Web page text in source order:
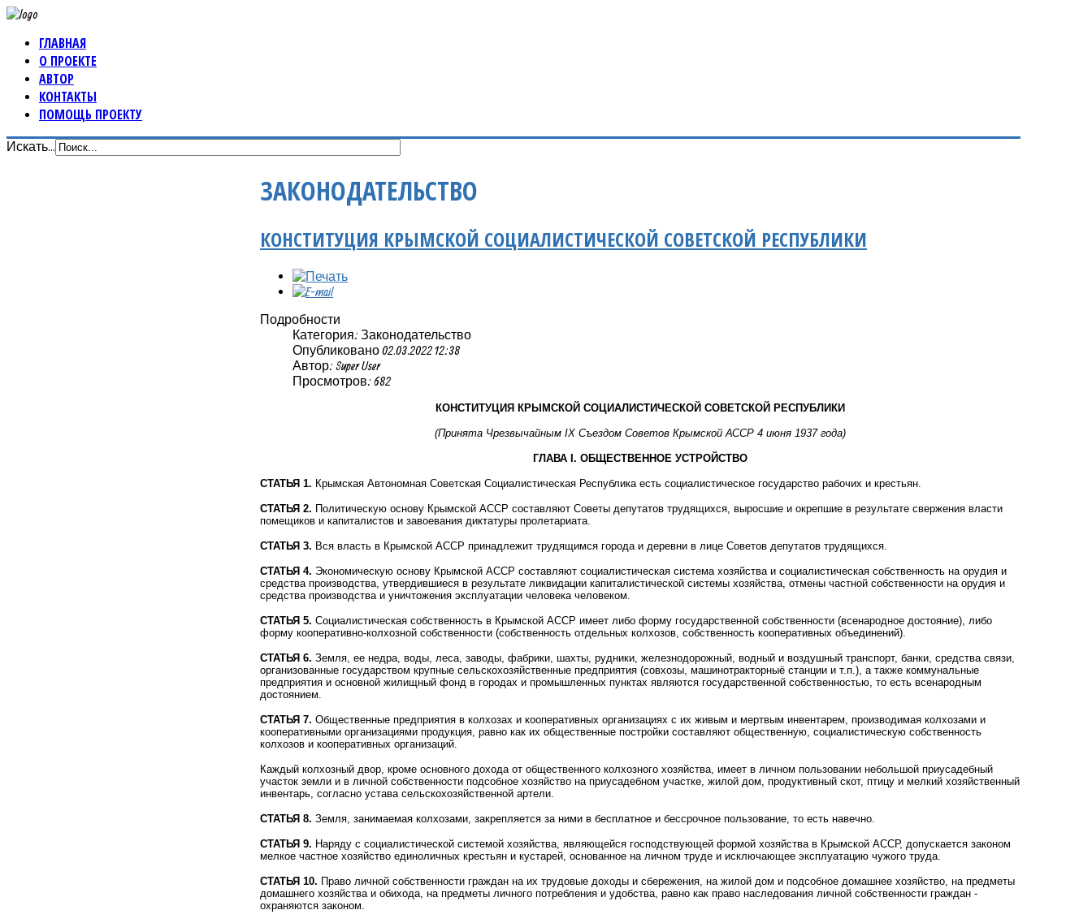
ГЛАВНАЯ
О ПРОЕКТЕ
АВТОР
КОНТАКТЫ
ПОМОЩЬ ПРОЕКТУ
Искать...
ЗАКОНОДАТЕЛЬСТВО
КОНСТИТУЦИЯ КРЫМСКОЙ СОЦИАЛИСТИЧЕСКОЙ СОВЕТСКОЙ РЕСПУБЛИКИ
Подробности
Категория: Законодательство
Опубликовано 02.03.2022 12:38
Автор: Super User
Просмотров: 682
КОНСТИТУЦИЯ КРЫМСКОЙ СОЦИАЛИСТИЧЕСКОЙ СОВЕТСКОЙ РЕСПУБЛИКИ
(Принята Чрезвычайным IX Съездом Советов Крымской АССР 4 июня 1937 года)
ГЛАВА I. ОБЩЕСТВЕННОЕ УСТРОЙСТВО
СТАТЬЯ 1. Крымская Автономная Советская Социалистическая Республика есть социалистическое государство рабочих и крестьян.
СТАТЬЯ 2. Политическую основу Крымской АССР составляют Советы депутатов трудящихся, выросшие и окрепшие в результате свержения власти
помещиков и капиталистов и завоевания диктатуры пролетариата.
СТАТЬЯ 3. Вся власть в Крымской АССР принадлежит трудящимся города и деревни в лице Советов депутатов трудящихся.
СТАТЬЯ 4. Экономическую основу Крымской АССР составляют социалистическая система хозяйства и социалистическая собственность на орудия и
средства производства, утвердившиеся в результате ликвидации капиталистической системы хозяйства, отмены частной собственности на орудия и
средства производства и уничтожения эксплуатации человека человеком.
СТАТЬЯ 5. Социалистическая собственность в Крымской АССР имеет либо форму государственной собственности (всенародное достояние), либо
форму кооперативно-колхозной собственности (собственность отдельных колхозов, собственность кооперативных объединений).
СТАТЬЯ 6. Земля, ее недра, воды, леса, заводы, фабрики, шахты, рудники, железнодорожный, водный и воздушный транспорт, банки, средства связи,
организованные государством крупные сельскохозяйственные предприятия (совхозы, машинотракторныё станции и т.п.), а также коммунальные
предприятия и основной жилищный фонд в городах и промышленных пунктах являются государственной собственностью, то есть всенародным
достоянием.
СТАТЬЯ 7. Общественные предприятия в колхозах и кооперативных организациях с их живым и мертвым инвентарем, производимая колхозами и
кооперативными организациями продукция, равно как их общественные постройки составляют общественную, социалистическую собственность
колхозов и кооперативных организаций.
Каждый колхозный двор, кроме основного дохода от общественного колхозного хозяйства, имеет в личном пользовании небольшой приусадебный
участок земли и в личной собственности подсобное хозяйство на приусадебном участке, жилой дом, продуктивный скот, птицу и мелкий хозяйственный
инвентарь, согласно устава сельскохозяйственной артели.
СТАТЬЯ 8. Земля, занимаемая колхозами, закрепляется за ними в бесплатное и бессрочное пользование, то есть навечно.
СТАТЬЯ 9. Наряду с социалистической системой хозяйства, являющейся господствующей формой хозяйства в Крымской АССР, допускается законом
мелкое частное хозяйство единоличных крестьян и кустарей, основанное на личном труде и исключающее эксплуатацию чужого труда.
СТАТЬЯ 10. Право личной собственности граждан на их трудовые доходы и сбережения, на жилой дом и подсобное домашнее хозяйство, на предметы
домашнего хозяйства и обихода, на предметы личного потребления и удобства, равно как право наследования личной собственности граждан -
охраняются законом.